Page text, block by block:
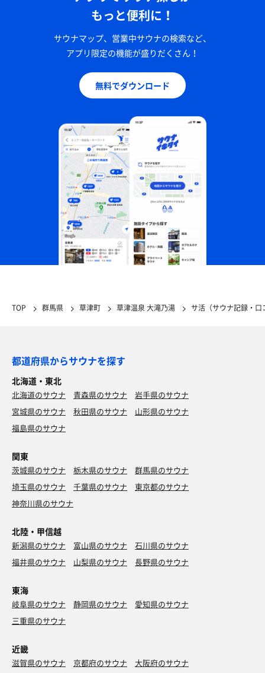
もっと便利に！
サウナマップ、営業中サウナの検索など、
アプリ限定の機能が盛りだくさん！
無料でダウンロード
TOP 群馬県 草津町 草津温泉 大滝乃湯 サ活（サウナ記録・口
都道府県からサウナを探す
北海道・東北
北海道のサウナ 青森県のサウナ
岩手県のサウナ
宮城県のサウナ
秋田県のサウナ
山形県のサウナ
福島県のサウナ
関東
茨城県のサウナ 栃木県のサウナ
群馬県のサウナ
埼玉県のサウナ
千葉県のサウナ
東京都のサウナ
神奈川県のサウナ
北陸・甲信越
新潟県のサウナ 富山県のサウナ
石川県のサウナ
福井県のサウナ
山梨県のサウナ 長野県のサウナ
東海
岐阜県のサウナ 静岡県のサウナ
愛知県のサウナ
三重県のサウナ
近畿
滋賀県のサウナ 京都府のサウナ
大阪府のサウナ